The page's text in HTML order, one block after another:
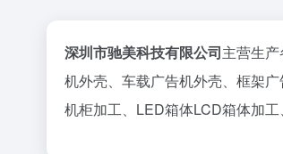
深圳市驰美科技有限公司主营生
机外壳、车载广告机外壳、框架
机柜加工、LED箱体LCD箱体加